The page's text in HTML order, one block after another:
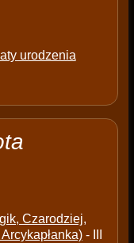
urodzenia
Czarodziej,
- III